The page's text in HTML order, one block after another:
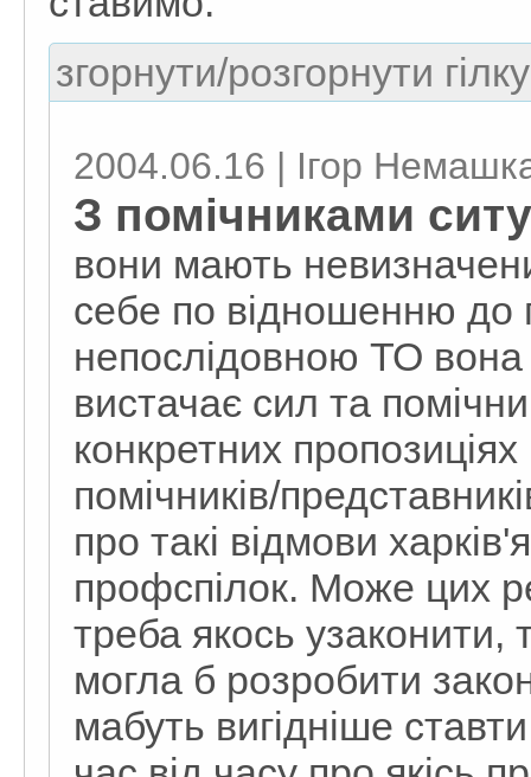
згорнути/розгорнути
2004.06.16 | Ігор
З помічниками
вони мають
себе по відношенню до
непослідовною ТО
вистачає сил та
конкретних
помічників/
про такі відмови
профспілок. Може цих
треба якось
могла б розробити
мабуть вигідніше